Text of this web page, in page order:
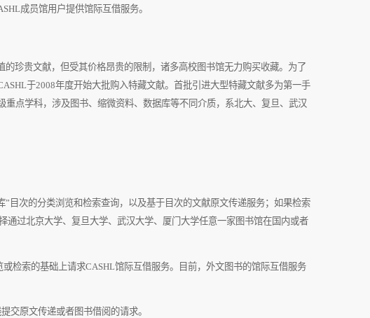
成员馆用户提供馆际互借服务。
贵文献，但受其价格昂贵的限制，诸多高校图书馆无力购买收藏。为了
于2008年度开始大批购入特藏文献。首批引进大型特藏文献多为第一手
点学科，涉及图书、缩微资料、数据库等不同介质，系北大、复旦、武汉
目次的分类浏览和检索查询，以及基于目次的文献原文传递服务；如果检索
通过北京大学、复旦大学、武汉大学、厦门大学任意一家图书馆在国内或者
或检索的基础上请求CASHL馆际互借服务。目前，外文图书的馆际互借服务
交原文传递或者图书借阅的请求。